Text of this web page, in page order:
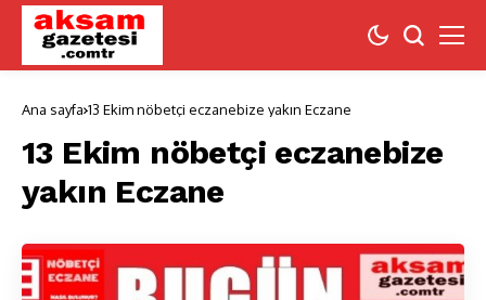
Ana sayfa 13 Ekim nöbetçi eczanebize yakın Eczane
13 Ekim nöbetçi eczanebize
yakın Eczane